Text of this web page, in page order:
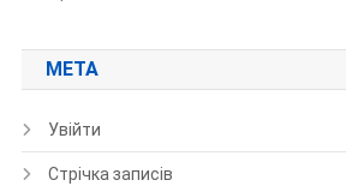
МЕТА
Увійти
Стрічка записів